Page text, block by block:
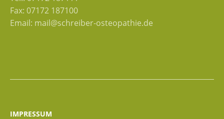
Fax: 07172 187100
Email: mail@schreiber-osteopathie.de
IMPRESSUM